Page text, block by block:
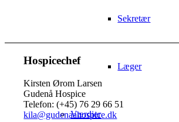
Sekretær
Læger
Værdier
Hospicechef
Kirsten Ørom Larsen
Gudenå Hospice
Telefon: (+45) 76 29 66 51
kila@gudenaahospice.dk